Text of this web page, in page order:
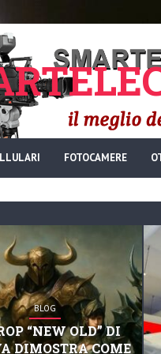
FOTOCAMERE
BLOG
“NEW OLD” DI
DIMOSTRA COME